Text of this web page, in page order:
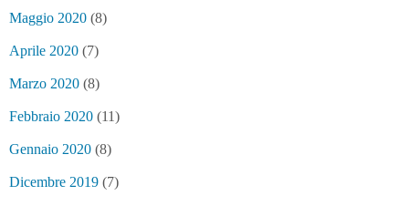
Maggio 2020 (8)
Aprile 2020 (7)
Marzo 2020 (8)
Febbraio 2020 (11)
Gennaio 2020 (8)
Dicembre 2019 (7)